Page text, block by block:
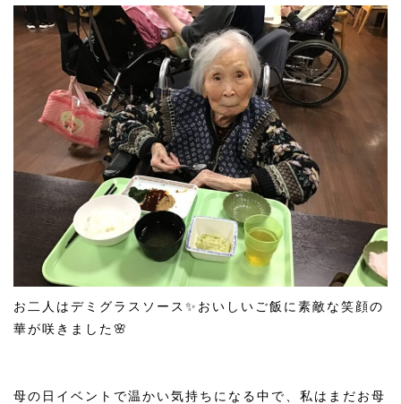
お二人はデミグラスソース✨おいしいご飯に素敵な笑顔の
華が咲きました🌸
母の日イベントで温かい気持ちになる中で、私はまだお母